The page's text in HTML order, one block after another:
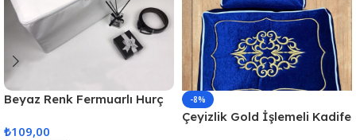
Beyaz Renk Fermuarlı Hurç
₺109,00
-8%
Çeyizlik Gold İşlemeli Kadife